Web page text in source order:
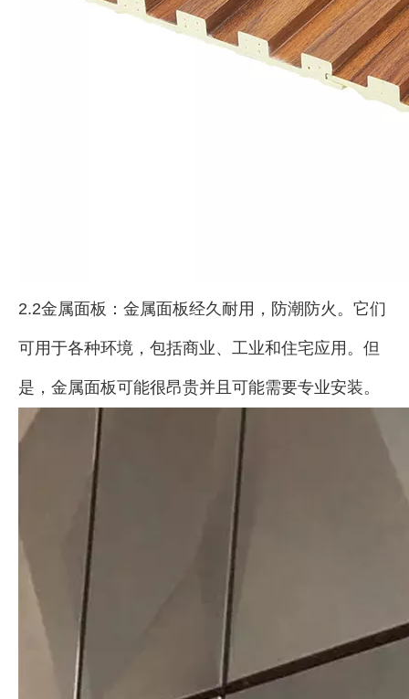
2.2金属面板：金属面板经久耐用，防潮防火。它们
可用于各种环境，包括商业、工业和住宅应用。但
是，金属面板可能很昂贵并且可能需要专业安装。